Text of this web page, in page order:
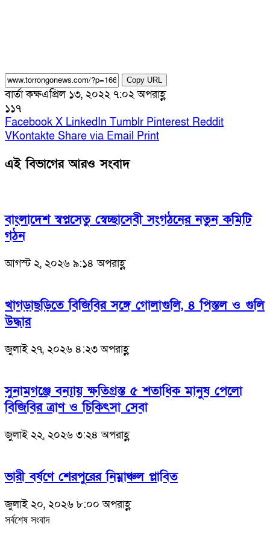
Copy URL
বার্তা কক্ষএপ্রিল ১৩, ২০২২ ৭:০২ অপরাহ্ণ
১১৭
Facebook X LinkedIn Tumblr Pinterest Reddit
VKontakte Share via Email Print
এই বিভাগের আরও সংবাদ
বাংলাদেশ স্বপ্নসেতু স্বেচ্ছাসেবী সংগঠনের নতুন কমিটি
গঠন
আগস্ট ২, ২০২৬ ৯:১৪ অপরাহ্ণ
খাগড়াছড়িতে বিজিবির সঙ্গে গোলাগুলি, ৪ পিস্তল ও গুলি
উদ্ধার
জুলাই ২৭, ২০২৬ ৪:২৩ অপরাহ্ণ
সুনামগঞ্জে বন্যায় ক্ষতিগ্রস্ত ৫ শতাধিক মানুষ পেলো
বিজিবির ত্রাণ ও চিকিৎসা সেবা
জুলাই ২২, ২০২৬ ৩:২৪ অপরাহ্ণ
ভারী বর্ষণে শেরপুরের নিম্নাঞ্চল প্লাবিত
জুলাই ২০, ২০২৬ ৮:০০ অপরাহ্ণ
সর্বশেষ সংবাদ